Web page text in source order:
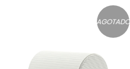
AGOTADO